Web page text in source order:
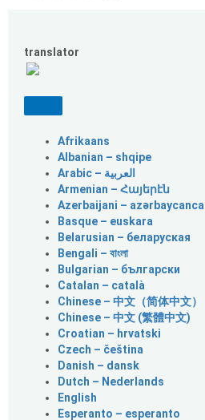
translator
Afrikaans
Albanian – shqipe
Armenian – Հայերէն
Azerbaijani – azərbaycanca
Basque – euskara
Belarusian – беларуская
Bengali – বাংলা
Bulgarian – български
Catalan – català
Chinese – 中文（简体中文）
Chinese – 中文 (繁體中文)
Croatian – hrvatski
Czech – čeština
Danish – dansk
Dutch – Nederlands
English
Esperanto – esperanto